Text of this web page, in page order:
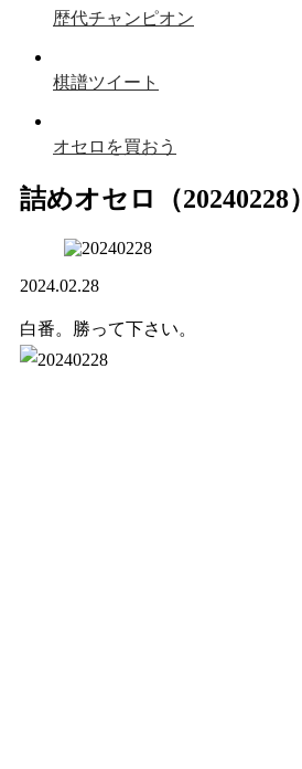
歴代チャンピオン
棋譜ツイート
オセロを買おう
詰めオセロ（20240228）
2024.02.28
白番。勝って下さい。